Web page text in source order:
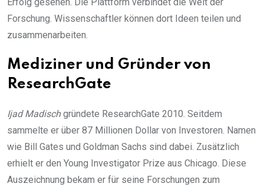
Forschung. Wissenschaftler können dort Ideen teilen und
zusammenarbeiten.
Mediziner und Gründer von
ResearchGate
Ijad Madischgründete ResearchGate 2010. Seitdem
sammelte er über 87 Millionen Dollar von Investoren. Namen
wie Bill Gates und Goldman Sachs sind dabei. Zusätzlich
erhielt er den Young Investigator Prize aus Chicago. Diese
Auszeichnung bekam er für seine Forschungen zum